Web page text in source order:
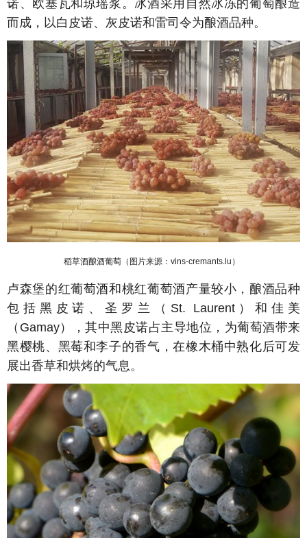
诺、欧塞瓦和琼瑶浆。冰酒采用自然冰冻的葡萄酿造
而成，以白皮诺、灰皮诺和雷司令为酿酒品种。
稻草酒酿酒葡萄（图片来源： vins-cremants.lu ）
卢森堡的红葡萄酒和桃红葡萄酒产量较小，酿酒品种
包括黑皮诺、圣罗兰（ St. Laurent）和佳美
（ Gamay），其中黑皮诺占主导地位，为葡萄酒带来
黑樱桃、黑莓和李子的香气，在橡木桶中熟化后可发
展出香草和烘烤的气息。